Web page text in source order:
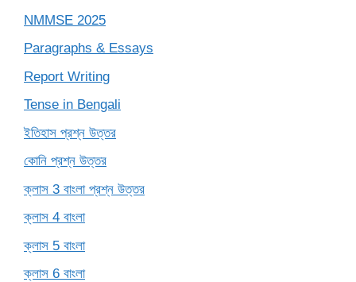
NMMSE 2025
Paragraphs & Essays
Report Writing
Tense in Bengali
ইতিহাস প্রশ্ন উত্তর
কোনি প্রশ্ন উত্তর
ক্লাস 3 বাংলা প্রশ্ন উত্তর
ক্লাস 4 বাংলা
ক্লাস 5 বাংলা
ক্লাস 6 বাংলা